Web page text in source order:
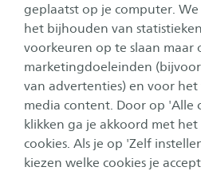
geplaatst op je computer.
het bijhouden van
voorkeuren op te slaan maar
marketingdoeleinden
van advertenties) en voor het
media content. Door op 'Alle
klikken ga je akkoord met
cookies. Als je op 'Zelf
kiezen welke cookies je
tonen
tonen
Corporate
Opening
Academisch
protesteren,
Auteur:
Jos Eertink
Publicatiedatum:
2 september 2025 Leestijd: